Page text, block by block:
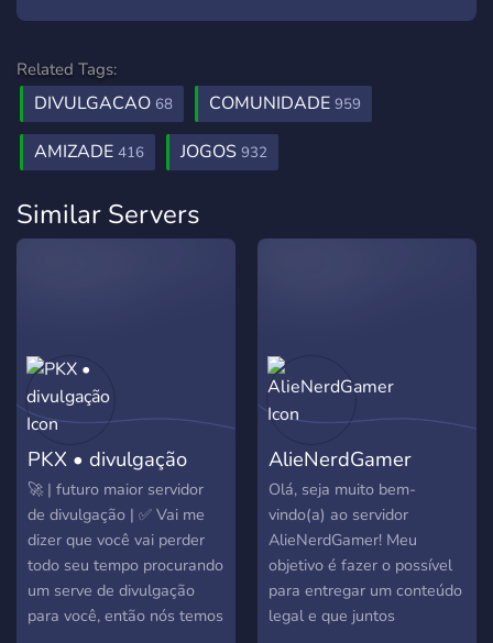
Related Tags:
DIVULGACAO 68 COMUNIDADE 959
AMIZADE 416 JOGOS 932
Similar Servers
PKX • divulgação
🚀 | futuro maior servidor
de divulgação | ✅ Vai me
dizer que você vai perder
todo seu tempo procurando
um serve de divulgação
para você, então nós temos
AlieNerdGamer
Olá, seja muito bem-
vindo(a) ao servidor
AlieNerdGamer! Meu
objetivo é fazer o possível
para entregar um conteúdo
legal e que juntos